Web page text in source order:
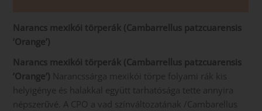
Narancs mexikói törperák (Cambarrellus patzcuarensis
’Orange’)
Narancs mexikói törperák (Cambarrellus patzcuarensis
’Orange’) Narancssárga mexikói törpe folyami rák kis
helyigénye és halakkal együtt tarhatósága tette annyira
népszerűvé. A CPO a vad színváltozatának /Cambarellus